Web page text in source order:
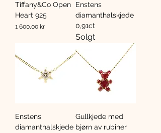
Tiffany&Co Open
Heart 925
Pris
1 600,00 kr
Enstens
diamanthalskjede
0,91ct
Solgt
Enstens
diamanthalskjede
Gullkjede med
bjørn av rubiner